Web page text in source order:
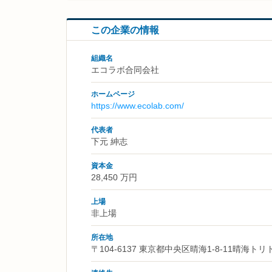
この企業の情報
組織名
エコラボ合同会社
ホームページ
https://www.ecolab.com/
代表者
下元 紳志
資本金
28,450 万円
上場
非上場
所在地
〒104-6137 東京都中央区晴海1-8-11晴海トリ